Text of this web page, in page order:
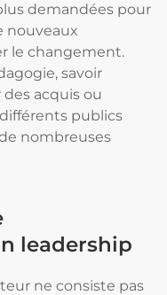
demandées pour
nouveaux
le changement.
savoir
acquis ou
publics
nombreuses
leadership
ne consiste pas